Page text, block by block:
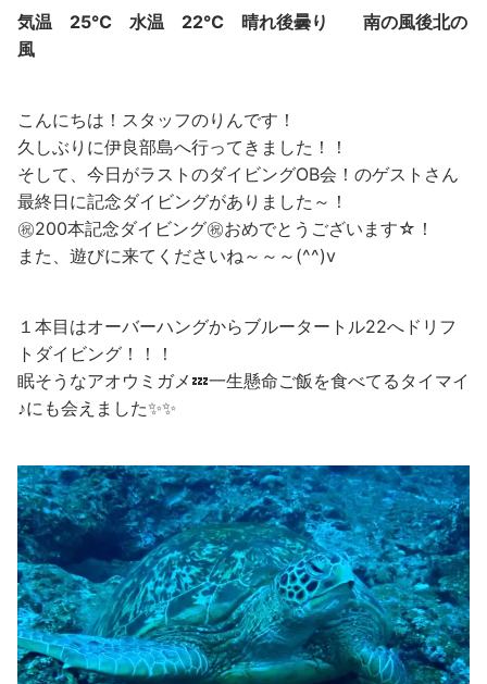
気温 25℃ 水温 22℃ 晴れ後曇り 南の風後北の
風
こんにちは！スタッフのりんです！
久しぶりに伊良部島へ行ってきました！！
そして、今日がラストのダイビングOB会！のゲストさん
最終日に記念ダイビングがありました～！
㊗200本記念ダイビング㊗おめでとうございます☆！
また、遊びに来てくださいね～～～(^^)v
１本目はオーバーハングからブルータートル22へドリフ
トダイビング！！！
眠そうなアオウミガメ💤一生懸命ご飯を食べてるタイマイ
♪にも会えました✨✨